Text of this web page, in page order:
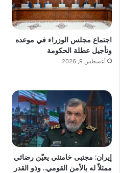
اجتماع مجلس الوزراء في موعده
وتأجيل عطلة الحكومة
أغسطس 9, 2026
إيران: مجتبى خامنئي يعيّن رضائي
ممثلاً له بالأمن القومي.. وذو القدر